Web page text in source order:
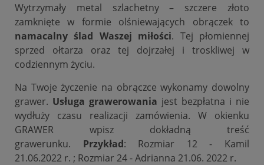
Wytrzymały metal szlachetny – szczere złoto
zamknięte w formie olśniewających obrączek to
namacalny ślad Waszej miłości. Tej płomiennej
sprzed ołtarza oraz tej dojrzałej i troskliwej w
codziennym życiu.
Na Twoje życzenie na obrączce wykonamy dowolny
grawer. Usługa grawerowania jest bezpłatna i nie
wydłuży czasu realizacji zamówienia. W okienku
GRAWER wpisz dokładną treść
grawerunku.
Przykład: Rozmiar 12 - Kamil
21.06.2022 r. ; Rozmiar 24 - Adrianna 21.06. 2022 r.